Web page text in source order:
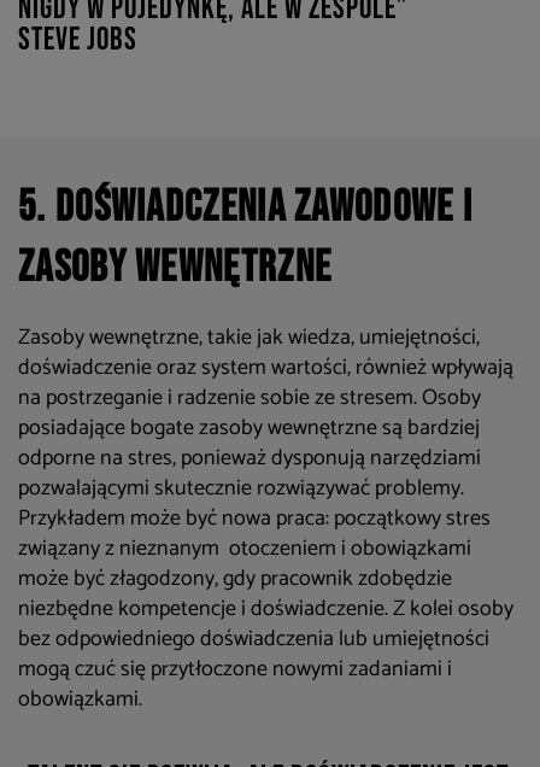
nigdy w pojedynkę, ale w zespole”
Steve Jobs
5. Doświadczenia zawodowe i
zasoby wewnętrzne
Zasoby wewnętrzne, takie jak wiedza, umiejętności,
doświadczenie oraz system wartości, również wpływają
na postrzeganie i radzenie sobie ze stresem. Osoby
posiadające bogate zasoby wewnętrzne są bardziej
odporne na stres, ponieważ dysponują narzędziami
pozwalającymi skutecznie rozwiązywać problemy.
Przykładem może być nowa praca: początkowy stres
związany z nieznanym otoczeniem i obowiązkami
może być złagodzony, gdy pracownik zdobędzie
niezbędne kompetencje i doświadczenie. Z kolei osoby
bez odpowiedniego doświadczenia lub umiejętności
mogą czuć się przytłoczone nowymi zadaniami i
obowiązkami.